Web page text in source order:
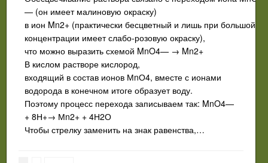
— (он имеет малиновую окраску)
в ион Mn2+ (практически бесцветный и лишь при большой
концентрации имеет слабо-розовую окраску),
что можно выразить схемой MnO4— → Mn2+
В кислом растворе кислород,
входящий в состав ионов МnО4, вместе с ионами
водорода в конечном итоге образует воду.
Поэтому процесс перехода записыва­ем так: MnO4—
+ 8Н+→ Мn2+ + 4Н2О
Чтобы стрелку заменить на знак равенства,…